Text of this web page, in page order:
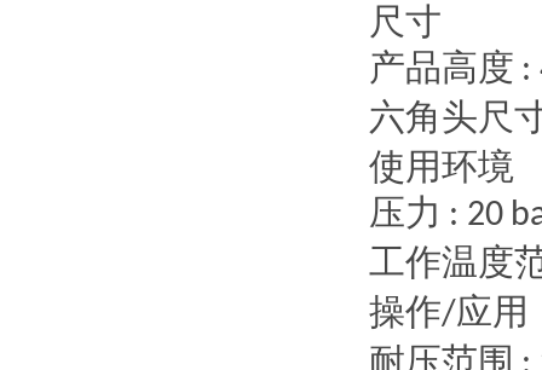
尺寸
产品高度 :
六角头尺
使用环境
压力 : 20
工作温度
操作/应用
耐压范围